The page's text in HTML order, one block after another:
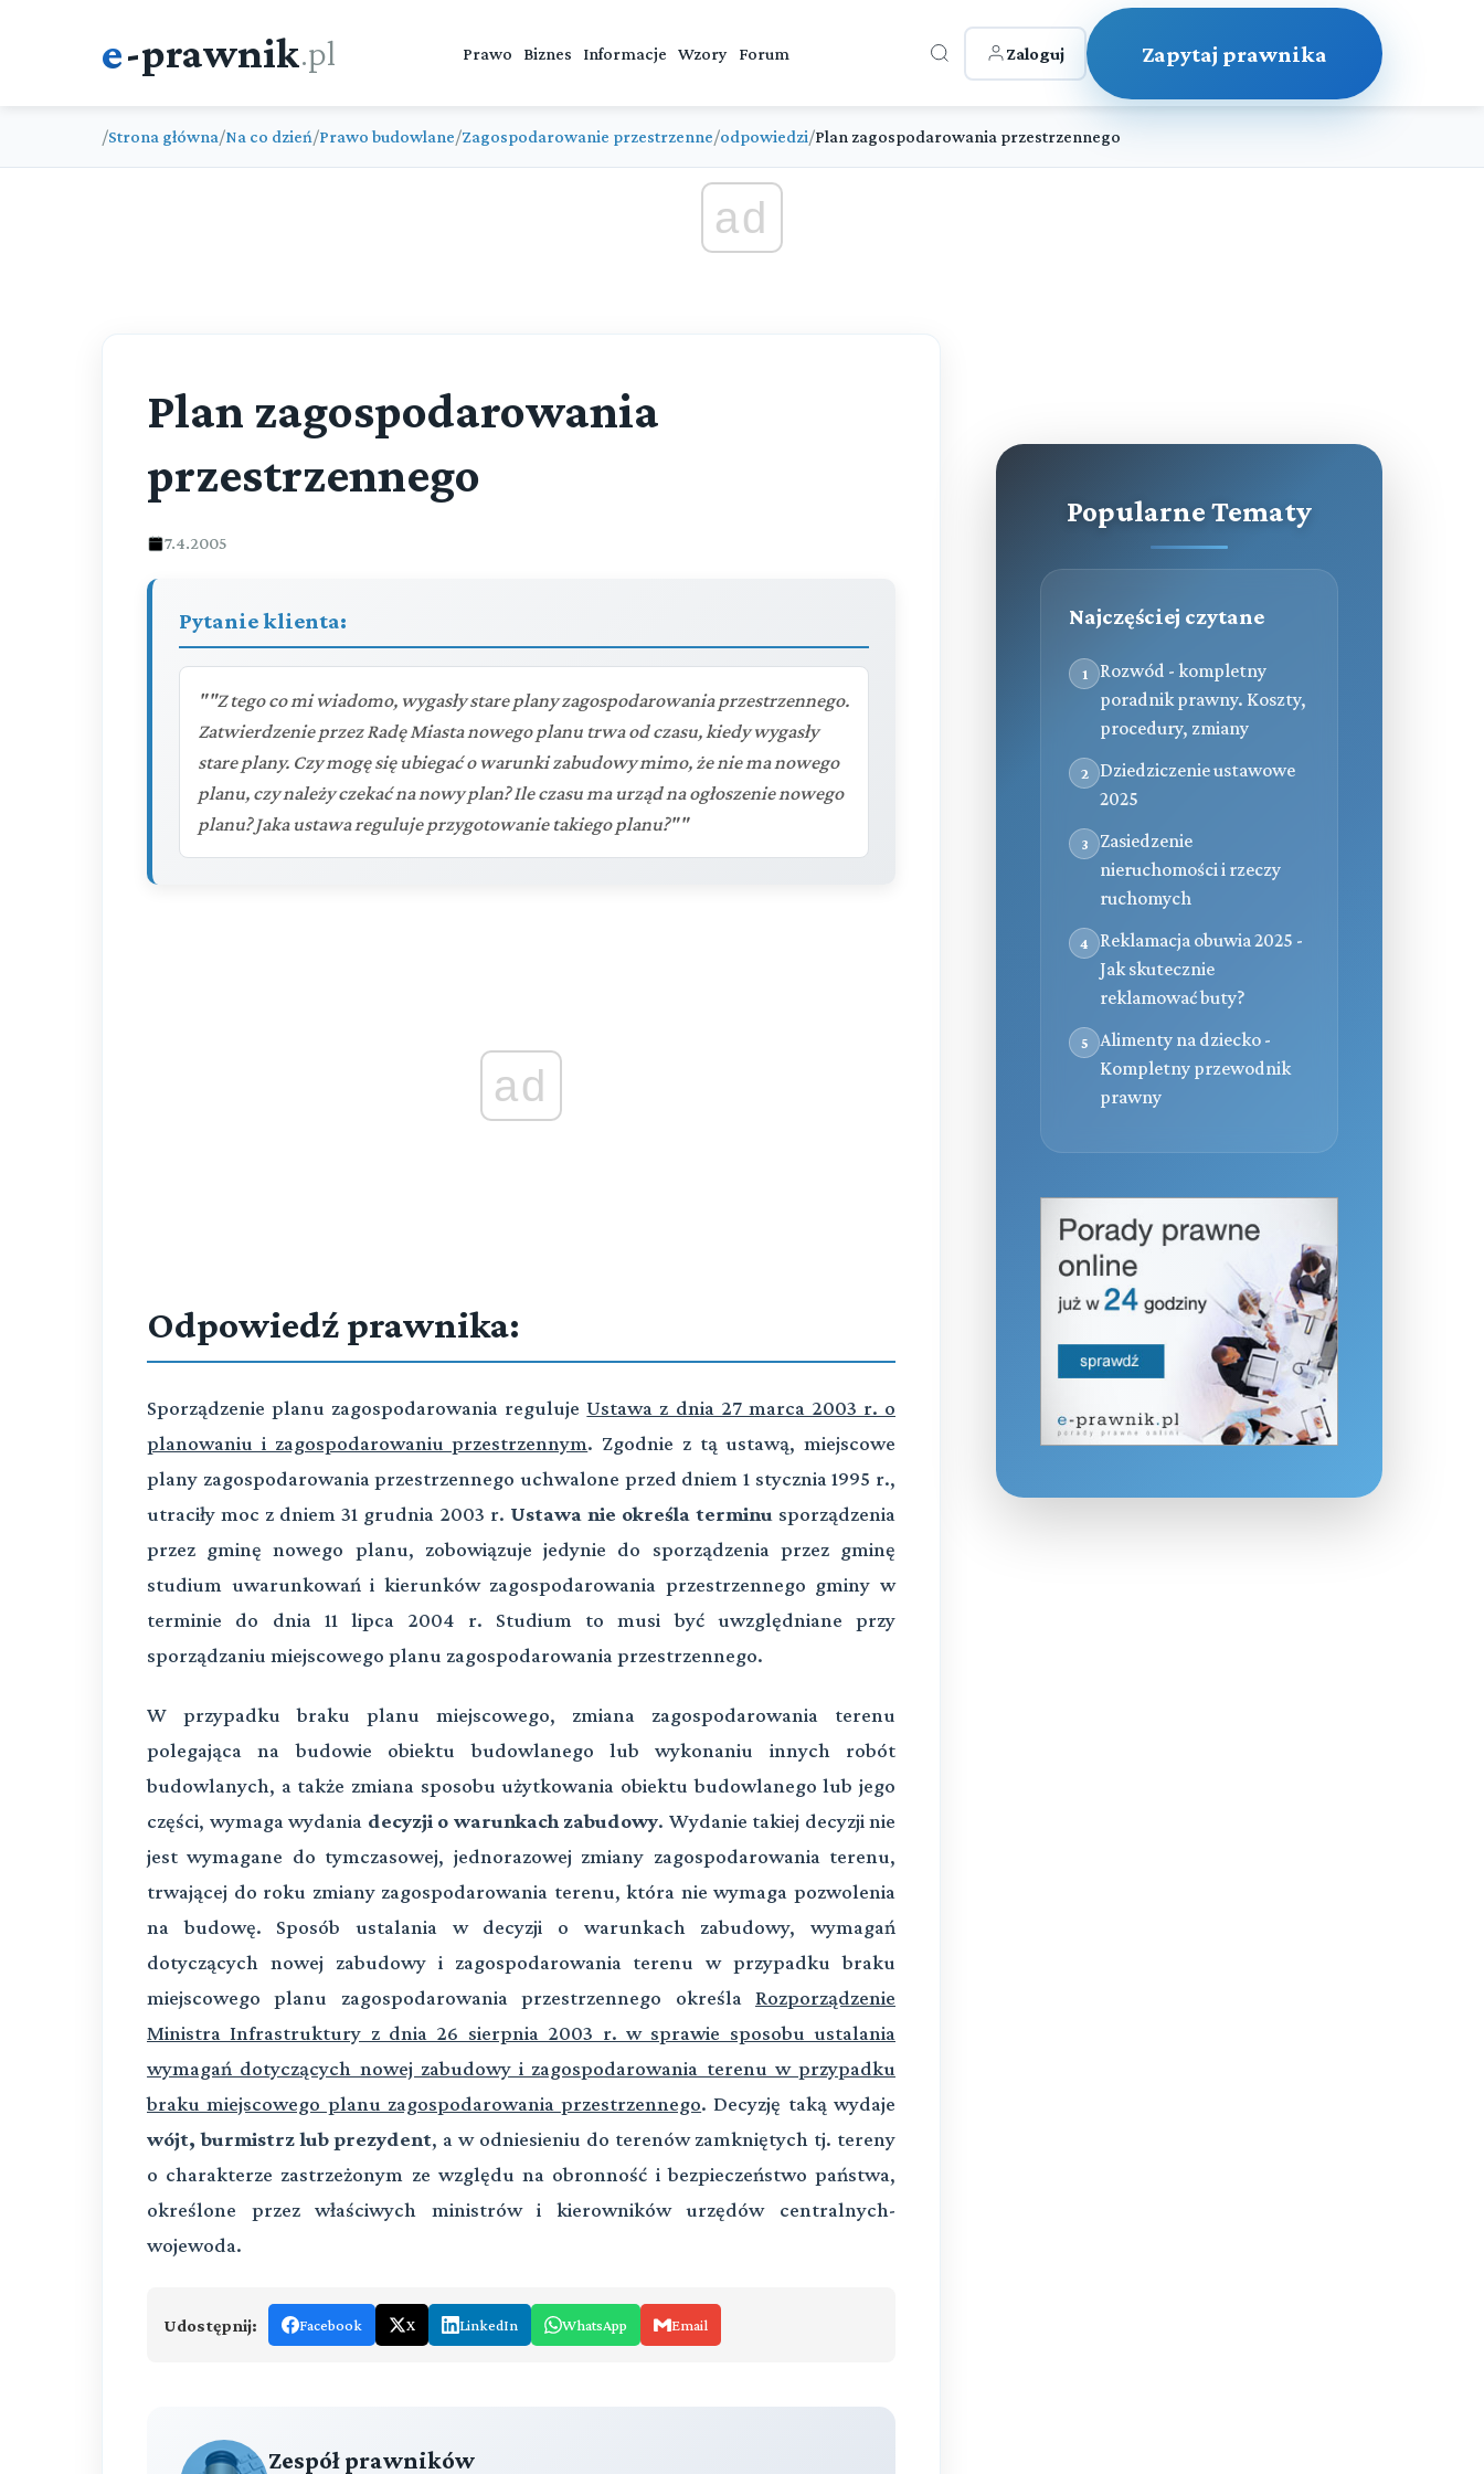
e-prawnik.pl Prawo Biznes Informacje Wzory Forum Zaloguj Zapytaj prawnika
/Strona główna/Na co dzień/Prawo budowlane/Zagospodarowanie przestrzenne/odpowiedzi/Plan zagospodarowania przestrzennego
ad
Plan zagospodarowania
przestrzennego
7.4.2005
Pytanie klienta:
""Z tego co mi wiadomo, wygasły stare plany zagospodarowania przestrzennego.
Zatwierdzenie przez Radę Miasta nowego planu trwa od czasu, kiedy wygasły
stare plany. Czy mogę się ubiegać o warunki zabudowy mimo, że nie ma nowego
planu, czy należy czekać na nowy plan? Ile czasu ma urząd na ogłoszenie nowego
planu? Jaka ustawa reguluje przygotowanie takiego planu?""
ad
Odpowiedź prawnika:
Sporządzenie planu zagospodarowania regulujeUstawa z dnia 27 marca 2003 r. o
planowaniu i zagospodarowaniu przestrzennym. Zgodnie z tą ustawą, miejscowe
plany zagospodarowania przestrzennego uchwalone przed dniem 1 stycznia 1995 r.,
utraciły moc z dniem 31 grudnia 2003 r. Ustawa nie określa terminu sporządzenia
przez gminę nowego planu, zobowiązuje jedynie do sporządzenia przez gminę
studium uwarunkowań i kierunków zagospodarowania przestrzennego gminy w
terminie do dnia 11 lipca 2004 r. Studium to musi być uwzględniane przy
sporządzaniu miejscowego planu zagospodarowania przestrzennego.
W przypadku braku planu miejscowego, zmiana zagospodarowania terenu
polegająca na budowie obiektu budowlanego lub wykonaniu innych robót
budowlanych, a także zmiana sposobu użytkowania obiektu budowlanego lub jego
części, wymaga wydania decyzji o warunkach zabudowy. Wydanie takiej decyzji nie
jest wymagane do tymczasowej, jednorazowej zmiany zagospodarowania terenu,
trwającej do roku zmiany zagospodarowania terenu, która nie wymaga pozwolenia
na budowę. Sposób ustalania w decyzji o warunkach zabudowy, wymagań
dotyczących nowej zabudowy i zagospodarowania terenu w przypadku braku
miejscowego planu zagospodarowania przestrzennego określa Rozporządzenie
Ministra Infrastruktury z dnia 26 sierpnia 2003 r. w sprawie sposobu ustalania
wymagań dotyczących nowej zabudowy i zagospodarowania terenu w przypadku
braku miejscowego planu zagospodarowania przestrzennego. Decyzję taką wydaje
wójt, burmistrz lub prezydent, a w odniesieniu do terenów zamkniętych tj. tereny
o charakterze zastrzeżonym ze względu na obronność i bezpieczeństwo państwa,
określone przez właściwych ministrów i kierowników urzędów centralnych-
wojewoda.
Udostępnij: Facebook X LinkedIn WhatsApp Email
Zespół prawników
Popularne Tematy
Najczęściej czytane
1
Rozwód - kompletny
poradnik prawny. Koszty,
procedury, zmiany
2
Dziedziczenie ustawowe
2025
3
Zasiedzenie
nieruchomości i rzeczy
ruchomych
4
Reklamacja obuwia 2025 -
Jak skutecznie
reklamować buty?
5
Alimenty na dziecko -
Kompletny przewodnik
prawny